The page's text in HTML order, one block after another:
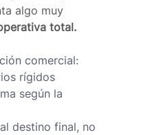
algo muy
total.
comercial:
rígidos
según la
destino final, no